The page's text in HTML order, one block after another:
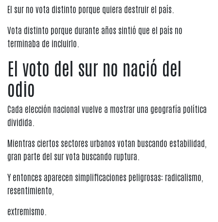
El sur no vota distinto porque quiera destruir el país.
Vota distinto porque durante años sintió que el país no
terminaba de incluirlo.
El voto del sur no nació del
odio
Cada elección nacional vuelve a mostrar una geografía política
dividida.
Mientras ciertos sectores urbanos votan buscando estabilidad,
gran parte del sur vota buscando ruptura.
Y entonces aparecen simplificaciones peligrosas: radicalismo,
resentimiento,
extremismo.